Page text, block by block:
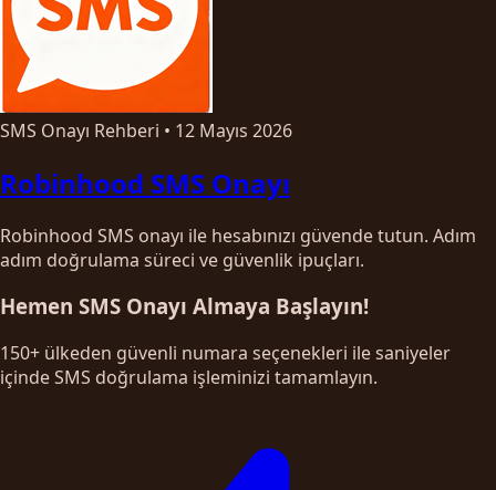
SMS Onayı Rehberi • 12 Mayıs 2026
Robinhood SMS Onayı
Robinhood SMS onayı ile hesabınızı güvende tutun. Adım
adım doğrulama süreci ve güvenlik ipuçları.
Hemen SMS Onayı Almaya Başlayın!
150+ ülkeden güvenli numara seçenekleri ile saniyeler
içinde SMS doğrulama işleminizi tamamlayın.